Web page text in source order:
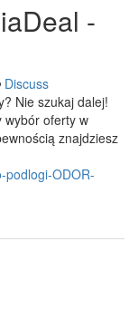
-
Discuss
Nie szukaj dalej!
wybór oferty w
znajdziesz
podlogi-ODOR-